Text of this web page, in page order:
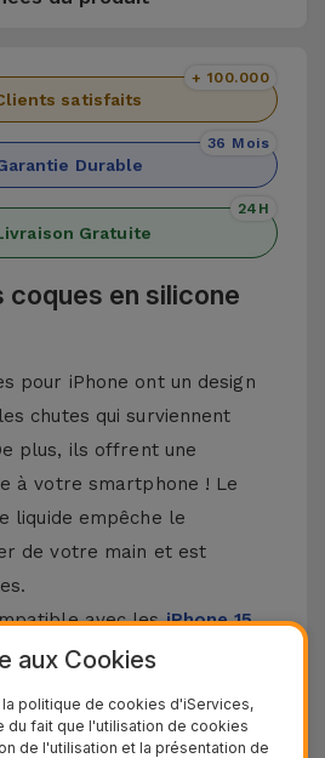
satisfaits
+ 100.000
Durable
36 Mois
Gratuite
24H
coques en silicone
pour iPhone ont un design
chutes qui surviennent
plus, ils offrent une
à votre smartphone ! Le
liquide empêche le
de votre main et est
avec lesiPhone 15,
ainsi qu'avec le modèle le
avec coques en
aux Cookies
politique de cookies d'iServices,
du fait que l'utilisation de cookies
de l'utilisation et la présentation de